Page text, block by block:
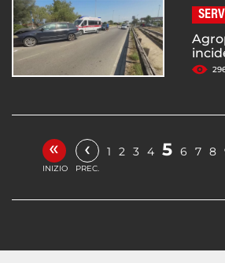
«
INIZIO
‹
PREC.
1 2 3 4 5 6 7 8